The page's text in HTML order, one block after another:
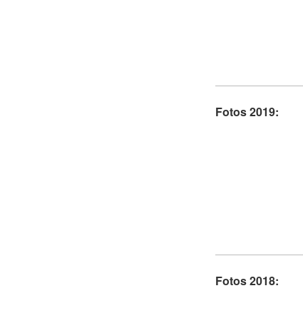
Fotos 2019:
Fotos 2018: